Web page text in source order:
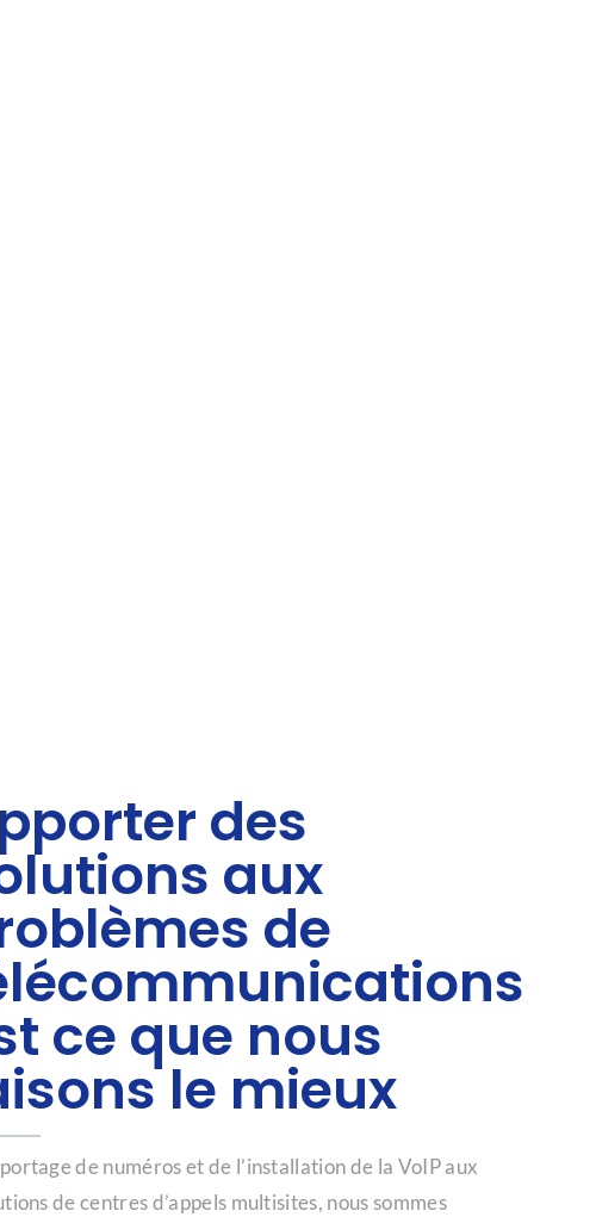
des
aux
de
ce que nous
le mieux
de numéros et de l’installation de la VoIP aux
de centres d’appels multisites, nous sommes